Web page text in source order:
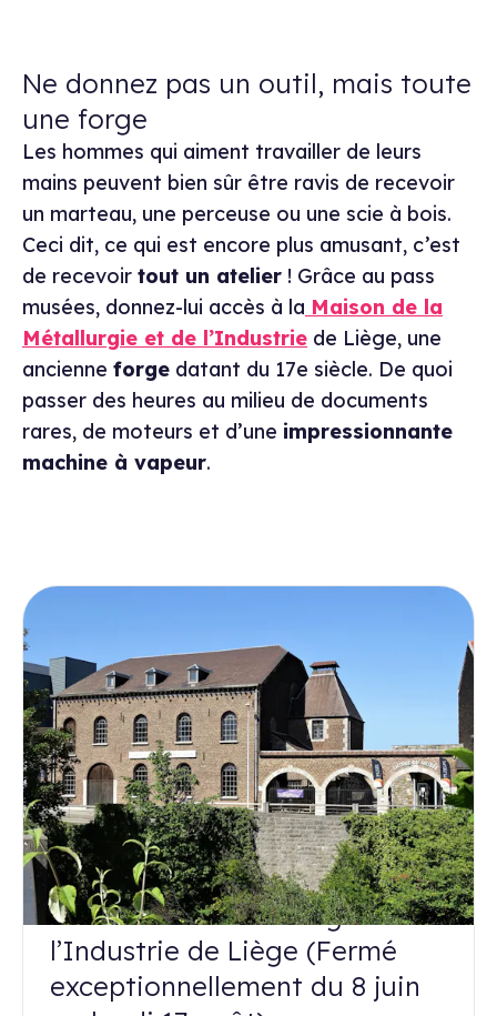
Ne donnez pas un outil, mais toute
une forge
Les hommes qui aiment travailler de leurs
mains peuvent bien sûr être ravis de recevoir
un marteau, une perceuse ou une scie à bois.
Ceci dit, ce qui est encore plus amusant, c’est
de recevoir tout un atelier ! Grâce au pass
musées, donnez-lui accès à la Maison de la
Métallurgie et de l’Industrie de Liège, une
ancienne forge datant du 17e siècle. De quoi
passer des heures au milieu de documents
rares, de moteurs et d’une impressionnante
machine à vapeur.
MUSÉE
Maison de la Métallurgie et de
l’Industrie de Liège (Fermé
exceptionnellement du 8 juin